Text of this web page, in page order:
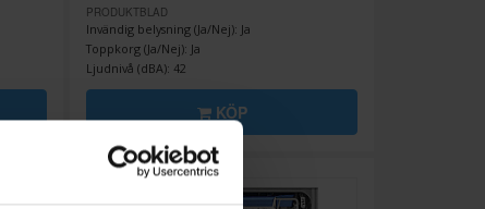
PRODUKTBLAD
Invändig belysning (Ja/Nej): Ja
Toppkorg (Ja/Nej): Ja
Ljudnivå (dBA): 42
KÖP